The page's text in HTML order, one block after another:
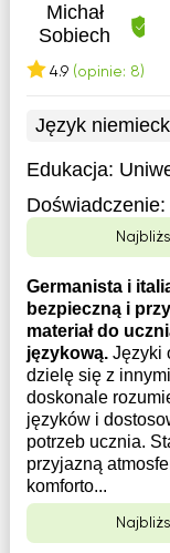
Michał
Sobiech
4.9 (opinie: 8)
Język
Edukacja:
Doświadczenie:
Germanista i
bezpieczną i
materiał do
językową. Języki
dzielę się z
doskonale
języków i
potrzeb ucznia.
przyjazną
komforto...